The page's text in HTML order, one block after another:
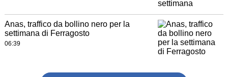
Anas, traffico da bollino nero per la
settimana di Ferragosto
06:39